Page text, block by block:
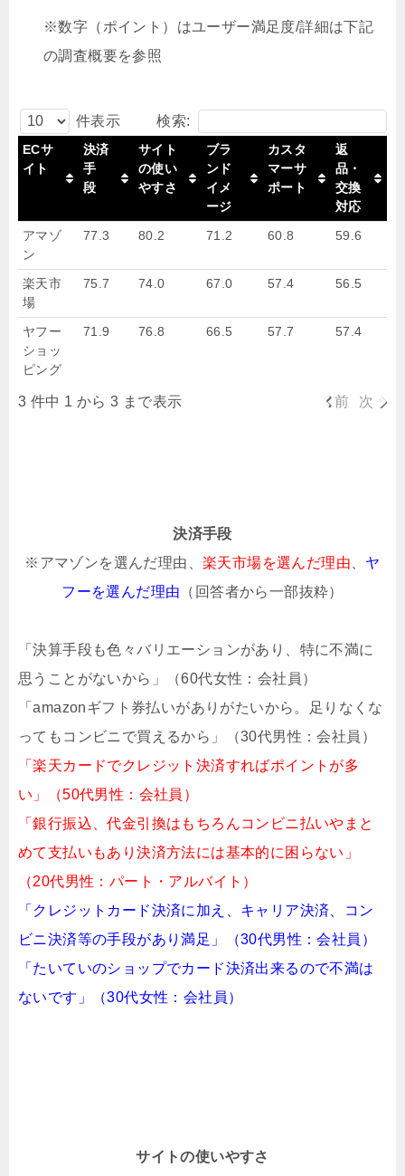
※数字（ポイント）はユーザー満足度/詳細は下記
の調査概要を参照
件表示 検索:
ECサ
イト
決済
手
段
サイト
の使い
やすさ
ブラ
ンド
イメ
ージ
カスタ
マーサ
ポート
返
品・
交換
対応
アマゾ
ン
77.3 80.2 71.2 60.8 59.6
楽天市
場
75.7 74.0 67.0 57.4 56.5
ヤフー
ショッ
ピング
71.9 76.8 66.5 57.7 57.4
3 件中 1 から 3 まで表示 前 次
決済手段
※アマゾンを選んだ理由、 楽天市場を選んだ理由
ヤ
フーを選んだ理由 （回答者から一部抜粋）
「決算手段も色々バリエーションがあり、特に不満に
思うことがないから」（60代女性：会社員）
「amazonギフト券払いがありがたいから。足りなくな
ってもコンビニで買えるから」（30代男性：会社員）
「楽天カードでクレジット決済すればポイントが多
い」（50代男性：会社員）
「銀行振込、代金引換はもちろんコンビニ払いやまと
めて支払いもあり決済方法には基本的に困らない」
（20代男性：パート・アルバイト）
「クレジットカード決済に加え、キャリア決済、コン
ビニ決済等の手段があり満足」（30代男性：会社員）
「たいていのショップでカード決済出来るので不満は
ないです」（30代女性：会社員）
サイトの使いやすさ